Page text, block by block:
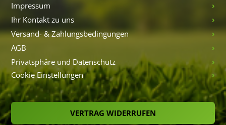
Impressum
Ihr Kontakt zu uns
Versand- & Zahlungsbedingungen
AGB
Privatsphäre und Datenschutz
Cookie Einstellungen
VERTRAG WIDERRUFEN